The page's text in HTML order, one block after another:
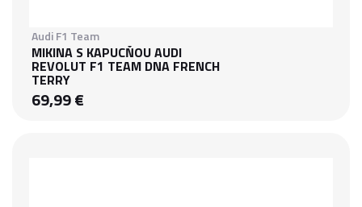
Audi F1 Team
MIKINA S KAPUCŇOU AUDI
REVOLUT F1 TEAM DNA FRENCH
TERRY
69,99 €